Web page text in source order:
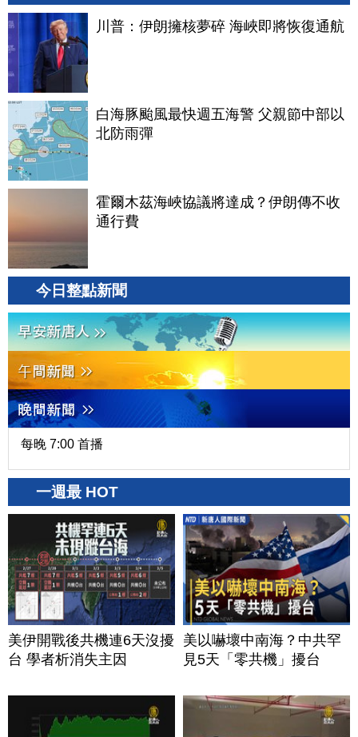
川普：伊朗擁核夢碎 海峽即將恢復通航
白海豚颱風最快週五海警 父親節中部以
北防雨彈
霍爾木茲海峽協議將達成？伊朗傳不收
通行費
今日整點新聞
每晚 7:00 首播
一週最 HOT
美伊開戰後共機連6天沒擾
台 學者析消失主因
美以嚇壞中南海？中共罕
見5天「零共機」擾台